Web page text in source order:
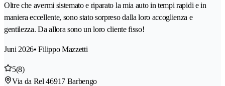
Oltre che avermi sistemato e riparato la mia auto in tempi rapidi e in
maniera eccellente, sono stato sorpreso dalla loro accoglienza e
gentilezza. Da allora sono un loro cliente fisso!
Juni 2026• Filippo Mazzetti
5(8)
Via da Rel 46917 Barbengo